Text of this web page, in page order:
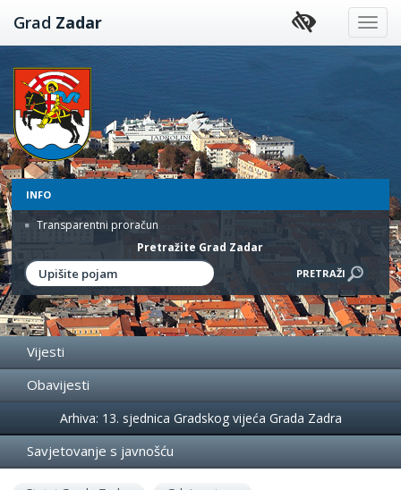
Preskoči
na
Grad Zadar
INFO
Transparentni proračun
Pretražite Grad Zadar
Vijesti
Obavijesti
Događanja
Arhiva: 13. sjednica Gradskog vijeća Grada Zadra
Savjetovanje s javnošću